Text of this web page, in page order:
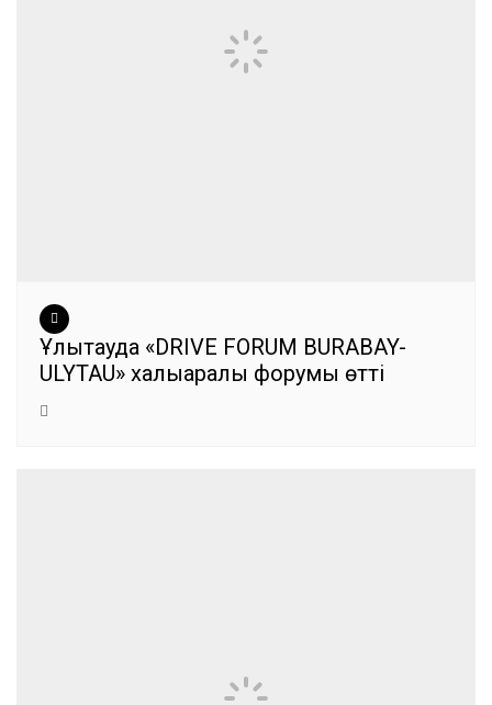
Ұлытауда «DRIVE FORUM BURABAY-
ULYTAU» халықаралық форумы өтті